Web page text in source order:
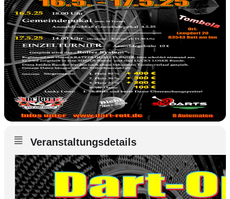
Veranstaltungsdetails